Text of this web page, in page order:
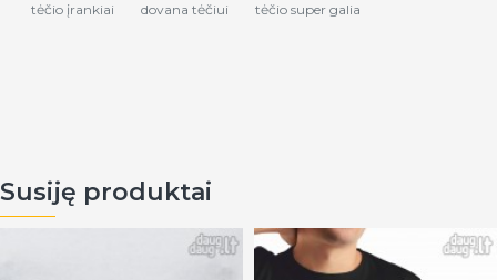
tėčio įrankiai
dovana tėčiui tėčio super galia
Susiję produktai